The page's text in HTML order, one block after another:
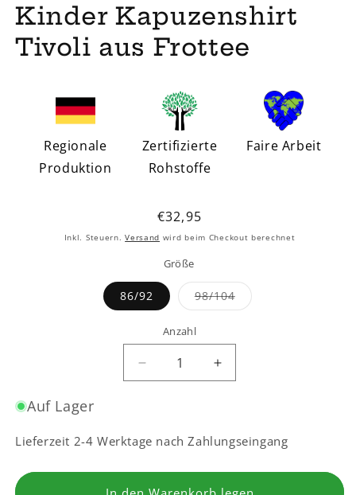
Kinder Kapuzenshirt
Tivoli aus Frottee
Regionale
Produktion
Zertifizierte
Rohstoffe
Faire Arbeit
Normaler
Preis
€32,95
Inkl. Steuern.Versand wird beim Checkout berechnet
Größe
86/92 98/104Variante
ausverkauft
Anzahl
Verringere
die
Kinder
Kapuzenshirt
Tivoli
aus
Erhöhe
die
Kinder
Kapuzenshirt
Tivoli
aus
Auf Lager
Lieferzeit 2-4 Werktage nach Zahlungseingang